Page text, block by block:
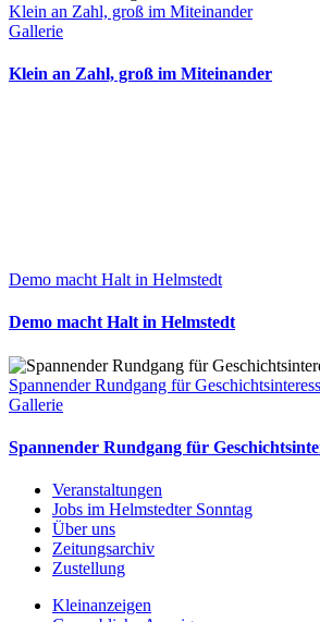
Klein an Zahl, groß im Miteinander
Gallerie
Klein an Zahl, groß im Miteinander
Demo macht Halt in Helmstedt
Demo macht Halt in Helmstedt
Spannender Rundgang für
Gallerie
Spannender Rundgang für
Veranstaltungen
Jobs im Helmstedter Sonntag
Über uns
Zeitungsarchiv
Zustellung
Kleinanzeigen